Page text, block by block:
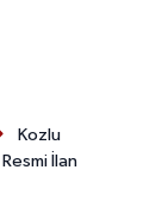
Kozlu
Resmi İlan